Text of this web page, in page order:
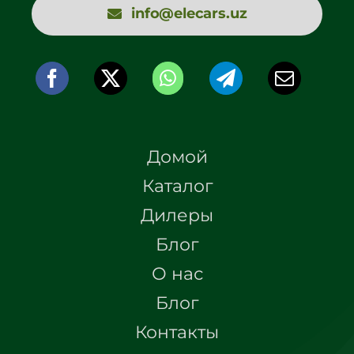
info@elecars.uz
Домой
Каталог
Дилеры
Блог
О нас
Блог
Контакты